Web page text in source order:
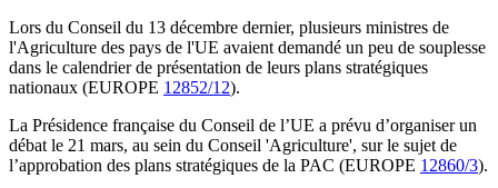
Lors du Conseil du 13 décembre dernier, plusieurs ministres de
l'Agriculture des pays de l'UE avaient demandé un peu de souplesse
dans le calendrier de présentation de leurs plans stratégiques
nationaux (EUROPE 12852/12).
La Présidence française du Conseil de l’UE a prévu d’organiser un
débat le 21 mars, au sein du Conseil 'Agriculture', sur le sujet de
l’approbation des plans stratégiques de la PAC (EUROPE 12860/3).